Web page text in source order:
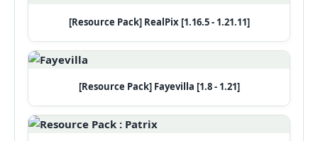
[Resource Pack] RealPix [1.16.5 - 1.21.11]
[Resource Pack] Fayevilla [1.8 - 1.21]